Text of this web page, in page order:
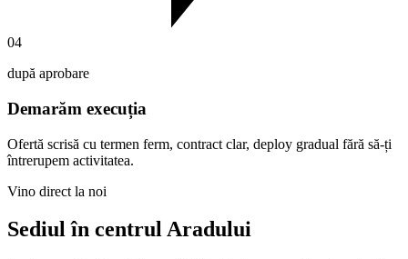
04
după aprobare
Demarăm execuția
Ofertă scrisă cu termen ferm, contract clar, deploy gradual fără să-ți
întrerupem activitatea.
Vino direct la noi
Sediul în centrul Aradului